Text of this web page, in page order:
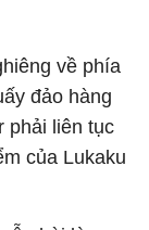
về phía
đảo hàng
phải liên tục
của Lukaku